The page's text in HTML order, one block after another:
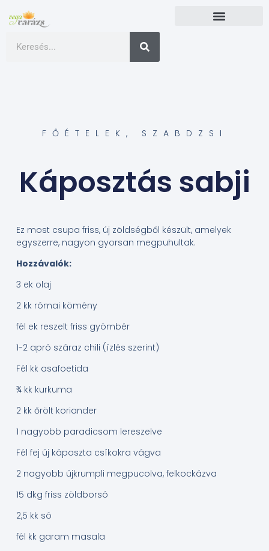
FŐÉTELEK , SZABDZSI
Káposztás sabji
Ez most csupa friss, új zöldségből készült, amelyek
egyszerre, nagyon gyorsan megpuhultak.
Hozzávalók:
3 ek olaj
2 kk római kömény
fél ek reszelt friss gyömbér
1-2 apró száraz chili (ízlés szerint)
Fél kk asafoetida
¾ kk kurkuma
2 kk őrölt koriander
1 nagyobb paradicsom lereszelve
Fél fej új káposzta csíkokra vágva
2 nagyobb újkrumpli megpucolva, felkockázva
15 dkg friss zöldborsó
2,5 kk só
fél kk garam masala